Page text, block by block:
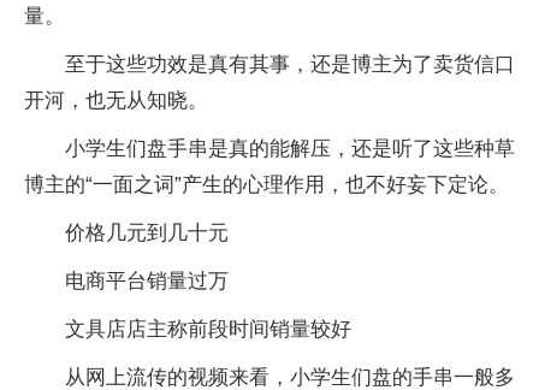
量。
至于这些功效是真有其事，还是博主为了卖货信口
开河，也无从知晓。
小学生们盘手串是真的能解压，还是听了这些种草
博主的“一面之词”产生的心理作用，也不好妄下定论。
价格几元到几十元
电商平台销量过万
文具店店主称前段时间销量较好
从网上流传的视频来看，小学生们盘的手串一般多